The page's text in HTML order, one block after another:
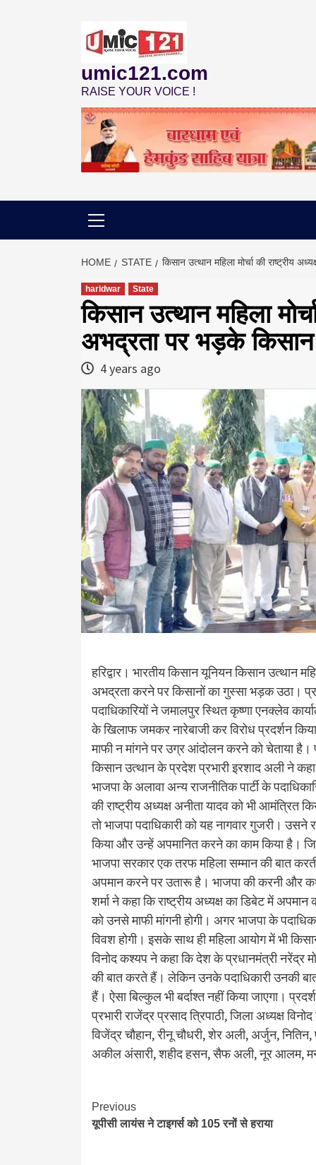
umic121.com
RAISE YOUR VOICE !
HOME STATE किसान उत्थान महिला मोर्चा की राष्ट्रीय
haridwar State
किसान उत्थान महिला
अभद्रता पर भड़के किसान
4 years ago
हरिद्वार। भारतीय किसान यूनियन किसान उत्थान
अभद्रता करने पर किसानों का गुस्सा भड़क उठा।
पदाधिकारियों ने जमालपुर स्थित कृष्णा एनक्लेव
के खिलाफ जमकर नारेबाजी कर विरोध प्रदर्शन
माफी न मांगने पर उग्र आंदोलन करने को चेताया है।
किसान उत्थान के प्रदेश प्रभारी इरशाद अली ने
भाजपा के अलावा अन्य राजनीतिक पार्टी के
की राष्ट्रीय अध्यक्ष अनीता यादव को भी आमंत्रित
तो भाजपा पदाधिकारी को यह नागवार गुजरी। उसने
किया और उन्हें अपमानित करने का काम किया है।
भाजपा सरकार एक तरफ महिला सम्मान की बात
अपमान करने पर उतारू है। भाजपा की करनी और
शर्मा ने कहा कि राष्ट्रीय अध्यक्ष का डिबेट में अपमान
को उनसे माफी मांगनी होगी। अगर भाजपा के
विवश होगी। इसके साथ ही महिला आयोग में भी
विनोद कश्यप ने कहा कि देश के प्रधानमंत्री नरेंद्र
की बात करते हैं। लेकिन उनके पदाधिकारी उनकी
हैं। ऐसा बिल्कुल भी बर्दाश्त नहीं किया जाएगा।
प्रभारी राजेंद्र प्रसाद त्रिपाठी, जिला अध्यक्ष
विजेंद्र चौहान, रीनू चौधरी, शेर अली, अर्जुन,
अकील अंसारी, शहीद हसन, सैफ अली, नूर आलम,
Continue
Reading
Previous
यूपीसी लायंस ने टाइगर्स को 105 रनों से हराया